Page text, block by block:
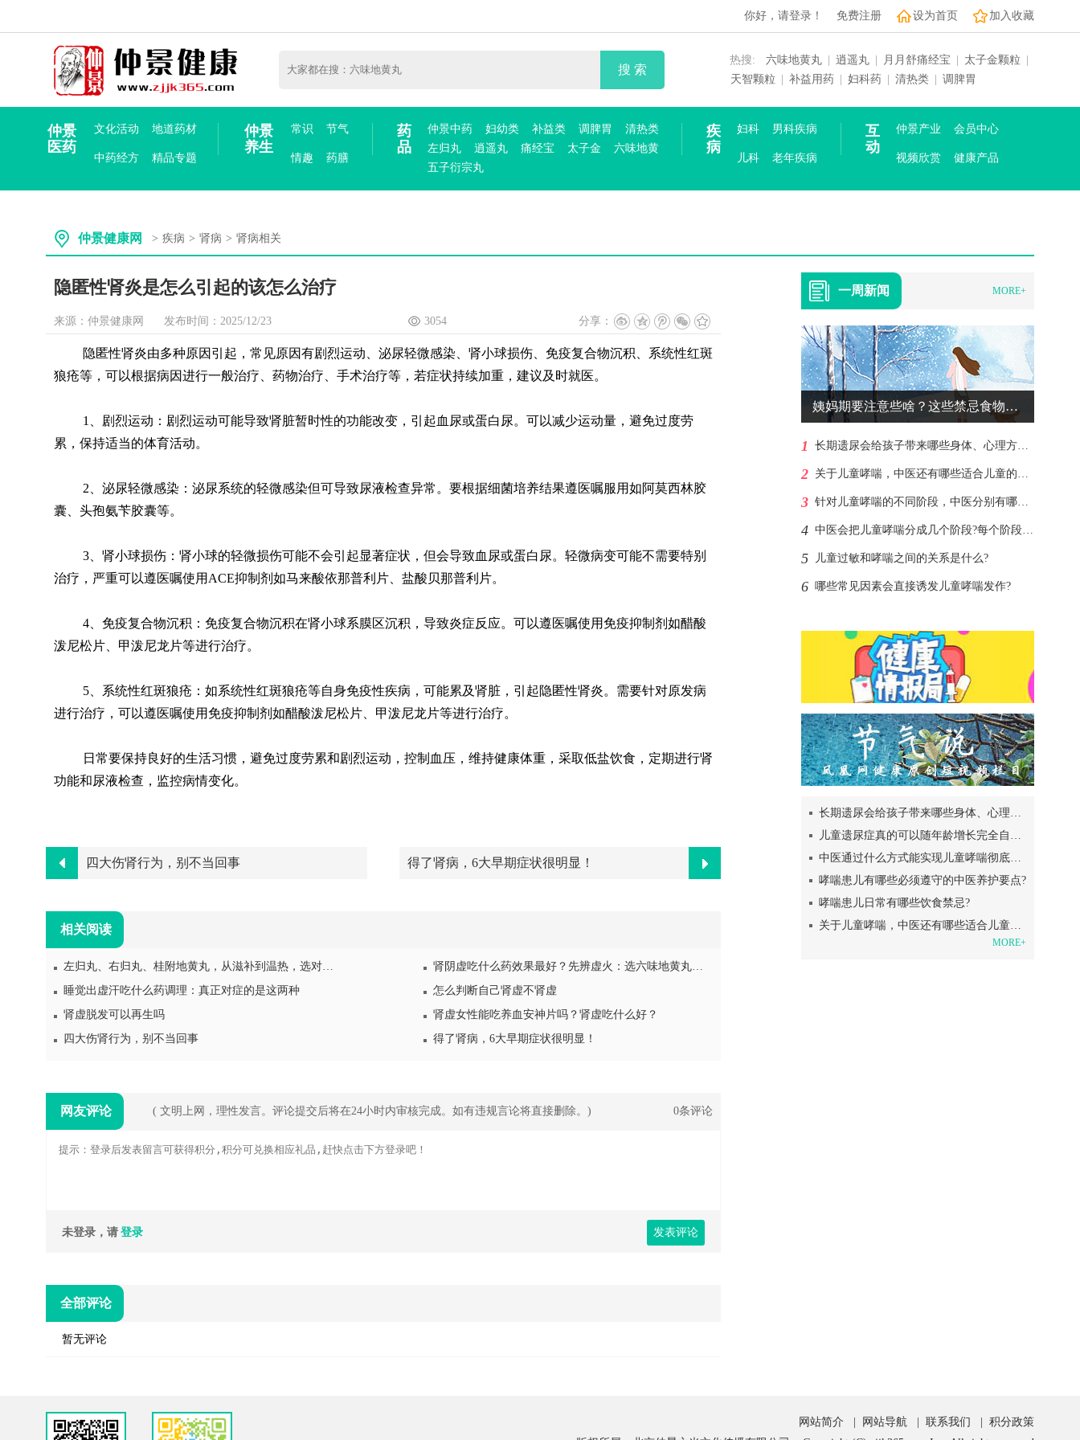
你好，请登录！ 免费注册 设为首页 加入收藏
搜 索
热搜: 六味地黄丸 逍遥丸 月月舒痛经宝 太子金颗粒
天智颗粒
补益用药 妇科药 清热类 调脾胃
仲景
医药
文化活动 地道药材
中药经方 精品专题
仲景
养生
常识 节气
情趣 药膳
药
品
仲景中药 妇幼类 补益类 调脾胃
清热类
左归丸
逍遥丸 痛经宝 太子金
六味地黄
五子衍宗丸
疾
病
妇科 男科疾病
儿科 老年疾病
互
动
仲景产业 会员中心
视频欣赏 健康产品
仲景健康网 > 疾病 > 肾病 > 肾病相关
隐匿性肾炎是怎么引起的该怎么治疗
来源：仲景健康网 发布时间：2025/12/23 3054 分享：
隐匿性肾炎由多种原因引起，常见原因有剧烈运动、泌尿轻微感染、肾小球损伤、免疫复合物沉积、系统性红斑
狼疮等，可以根据病因进行一般治疗、药物治疗、手术治疗等，若症状持续加重，建议及时就医。
1、剧烈运动：剧烈运动可能导致肾脏暂时性的功能改变，引起血尿或蛋白尿。可以减少运动量，避免过度劳
累，保持适当的体育活动。
2、泌尿轻微感染：泌尿系统的轻微感染但可导致尿液检查异常。要根据细菌培养结果遵医嘱服用如阿莫西林胶
囊、头孢氨苄胶囊等。
3、肾小球损伤：肾小球的轻微损伤可能不会引起显著症状，但会导致血尿或蛋白尿。轻微病变可能不需要特别
治疗，严重可以遵医嘱使用ACE抑制剂如马来酸依那普利片、盐酸贝那普利片。
4、免疫复合物沉积：免疫复合物沉积在肾小球系膜区沉积，导致炎症反应。可以遵医嘱使用免疫抑制剂如醋酸
泼尼松片、甲泼尼龙片等进行治疗。
5、系统性红斑狼疮：如系统性红斑狼疮等自身免疫性疾病，可能累及肾脏，引起隐匿性肾炎。需要针对原发病
进行治疗，可以遵医嘱使用免疫抑制剂如醋酸泼尼松片、甲泼尼龙片等进行治疗。
日常要保持良好的生活习惯，避免过度劳累和剧烈运动，控制血压，维持健康体重，采取低盐饮食，定期进行肾
功能和尿液检查，监控病情变化。
四大伤肾行为，别不当回事 得了肾病，6大早期症状很明显！
相关阅读
左归丸、右归丸、桂附地黄丸，从滋补到温热，选对比选强更重要
肾阴虚吃什么药效果最好？先辨虚火：选六味地黄丸还是左归丸？
睡觉出虚汗吃什么药调理：真正对症的是这两种
怎么判断自己肾虚不肾虚
肾虚脱发可以再生吗
肾虚女性能吃养血安神片吗？肾虚吃什么好？
四大伤肾行为，别不当回事
得了肾病，6大早期症状很明显！
网友评论 ( 文明上网，理性发言。评论提交后将在24小时内审核完成。如有违规言论将直接删除。) 0条评论
未登录，请 登录 发表评论
全部评论
暂无评论
一周新闻 MORE+
姨妈期要注意些啥？这些禁忌食物尽量不碰
1 长期遗尿会给孩子带来哪些身体、心理方面的共患病?
2 关于儿童哮喘，中医还有哪些适合儿童的安全外治调理方法?
3 针对儿童哮喘的不同阶段，中医分别有哪些对应的治疗和调理思路?
4 中医会把儿童哮喘分成几个阶段?每个阶段有哪些明显特征?
5 儿童过敏和哮喘之间的关系是什么?
6 哪些常见因素会直接诱发儿童哮喘发作?
长期遗尿会给孩子带来哪些身体、心理方面的共患病?
儿童遗尿症真的可以随年龄增长完全自愈吗?
中医通过什么方式能实现儿童哮喘彻底根治、避免反复?
哮喘患儿有哪些必须遵守的中医养护要点?
哮喘患儿日常有哪些饮食禁忌?
关于儿童哮喘，中医还有哪些适合儿童的安全外治调理方法?
MORE+
网站简介 网站导航 联系我们
积分政策